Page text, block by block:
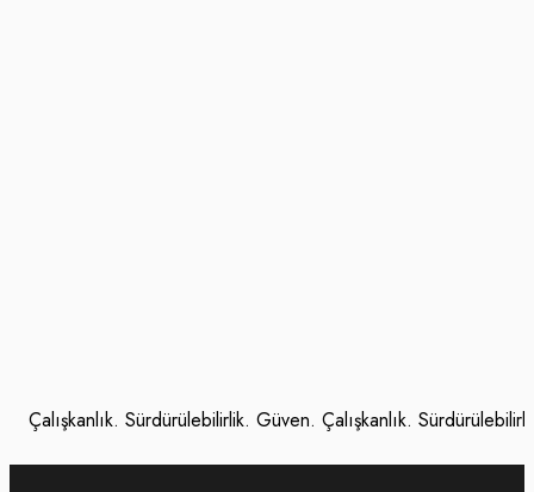
Sürdürülebilirlik. Güven. Çalışkanlık. Sürdürülebilirlik.